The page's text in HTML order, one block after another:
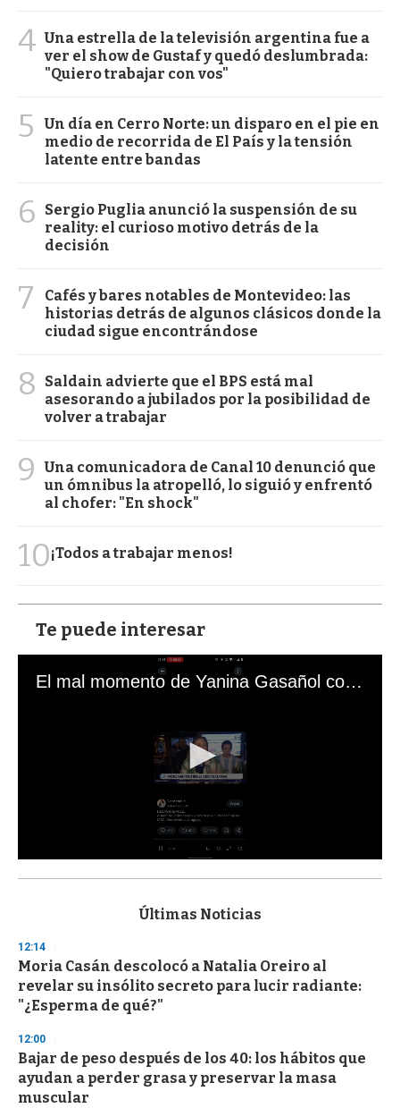
4 Una estrella de la televisión argentina fue a
ver el show de Gustaf y quedó deslumbrada:
"Quiero trabajar con vos"
5
Un día en Cerro Norte: un disparo en el pie en
medio de recorrida de El País y la tensión
latente entre bandas
6
Sergio Puglia anunció la suspensión de su
reality: el curioso motivo detrás de la
decisión
7
Cafés y bares notables de Montevideo: las
historias detrás de algunos clásicos donde la
ciudad sigue encontrándose
8
Saldain advierte que el BPS está mal
asesorando a jubilados por la posibilidad de
volver a trabajar
9
Una comunicadora de Canal 10 denunció que
un ómnibus la atropelló, lo siguió y enfrentó
al chofer: "En shock"
10¡Todos a trabajar menos!
Te puede interesar
El mal momento de Yanina Gasañol con un hincha argentino en "Subrayado"
s
d
s
o
f
s
e
c
o
n
Últimas Noticias
12:14
Moria Casán descolocó a Natalia Oreiro al
revelar su insólito secreto para lucir radiante:
"¿Esperma de qué?"
12:00
Bajar de peso después de los 40: los hábitos que
ayudan a perder grasa y preservar la masa
muscular